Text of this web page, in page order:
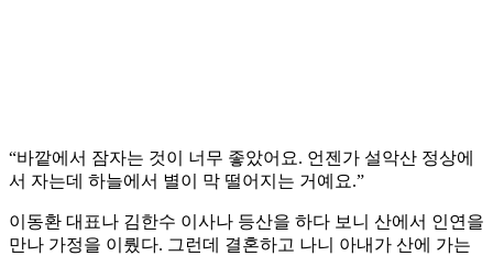
“바깥에서 잠자는 것이 너무 좋았어요. 언젠가 설악산 정상에
서 자는데 하늘에서 별이 막 떨어지는 거예요.”
이동환 대표나 김한수 이사나 등산을 하다 보니 산에서 인연을
만나 가정을 이뤘다. 그런데 결혼하고 나니 아내가 산에 가는